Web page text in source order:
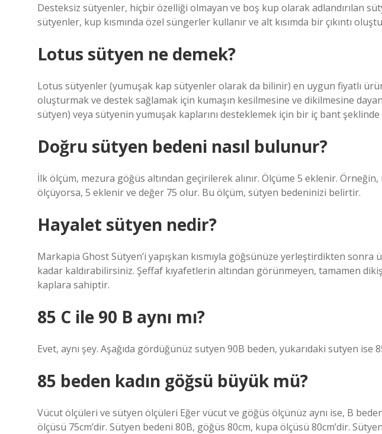
Desteksiz sütyenler, hiçbir özelliği olmayan ve boş kup olarak adlandırılan
sütyenler, kup kısmında özel süngerler kullanır ve alt kısımda bir çıkıntı
Lotus sütyen ne demek?
Lotus sütyenler (yumuşak kap sütyenler olarak da bilinir) en uygun fiyatlı
oluşturmak ve destek sağlamak için kumaşın kesilmesine ve dikilmesine
sütyen) veya sütyenin yumuşak kaplarını desteklemek için bir iç bant
Doğru sütyen bedeni nasıl bulunur?
İlk ölçüm, mezura göğüs altından geçirilerek alınır. Ölçüme 5 eklenir. Örneğin,
ölçüyorsa, 5 eklenir ve değer 75 olur. Bu ölçüm, sütyen bedeninizi belirtir.
Hayalet sütyen nedir?
Markapia Ghost Sütyen’i yapışkan kısmıyla göğsünüze yerleştirdikten sonra
kadar kaldırabilirsiniz. Şeffaf kıyafetlerin altından görünmeyen, tamamen
kaplara sahiptir.
85 C ile 90 B aynı mı?
Evet, aynı şey. Aşağıda gördüğünüz sutyen 90B beden, yukarıdaki sutyen ise
85 beden kadın göğsü büyük mü?
Vücut ölçüleri ve sütyen ölçüleri Eğer vücut ve göğüs ölçünüz aynı ise, B
ölçüsü 75cm’dir. Sütyen bedeni 80B, göğüs 80cm, kupa ölçüsü 80cm’dir.